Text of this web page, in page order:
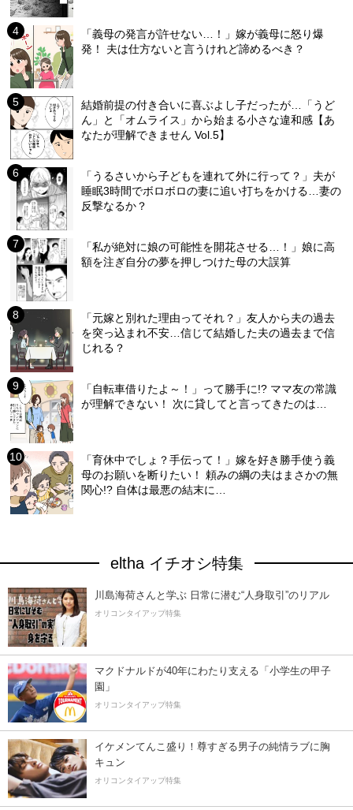
「義母の発言が許せない…！」嫁が義母に怒り爆
発！ 夫は仕方ないと言うけれど諦めるべき？
結婚前提の付き合いに喜ぶよし子だったが…「うど
ん」と「オムライス」から始まる小さな違和感【あ
なたが理解できません Vol.5】
「うるさいから子どもを連れて外に行って？」夫が
睡眠3時間でボロボロの妻に追い打ちをかける…妻の
反撃なるか？
「私が絶対に娘の可能性を開花させる…！」娘に高
額を注ぎ自分の夢を押しつけた母の大誤算
「元嫁と別れた理由ってそれ？」友人から夫の過去
を突っ込まれ不安…信じて結婚した夫の過去まで信
じれる？
「自転車借りたよ～！」って勝手に!? ママ友の常識
が理解できない！ 次に貸してと言ってきたのは…
「育休中でしょ？手伝って！」嫁を好き勝手使う義
母のお願いを断りたい！ 頼みの綱の夫はまさかの無
関心!? 自体は最悪の結末に…
eltha イチオシ特集
川島海荷さんと学ぶ 日常に潜む“人身取引”のリアル
オリコンタイアップ特集
マクドナルドが40年にわたり支える「小学生の甲子
園」
オリコンタイアップ特集
イケメンてんこ盛り！尊すぎる男子の純情ラブに胸
キュン
オリコンタイアップ特集